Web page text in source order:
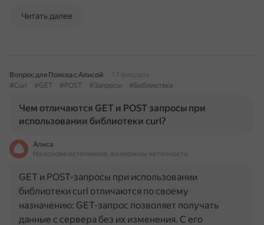
Читать далее
Вопрос для Поиска с Алисой
17 февраля
#Curl
#GET #POST #Запросы #Библиотека
Чем отличаются GET и POST запросы при
использовании библиотеки curl?
Алиса
На основе источников, возможны неточности
GET и POST-запросы при использовании
библиотеки curl отличаются по своему
назначению: GET-запрос позволяет получать
данные с сервера без их изменения. С его